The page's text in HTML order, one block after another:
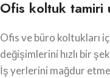
Ofis koltuk tamiri
Ofis ve büro koltukları
değişimlerini hızlı bir
İş yerlerini mağdur